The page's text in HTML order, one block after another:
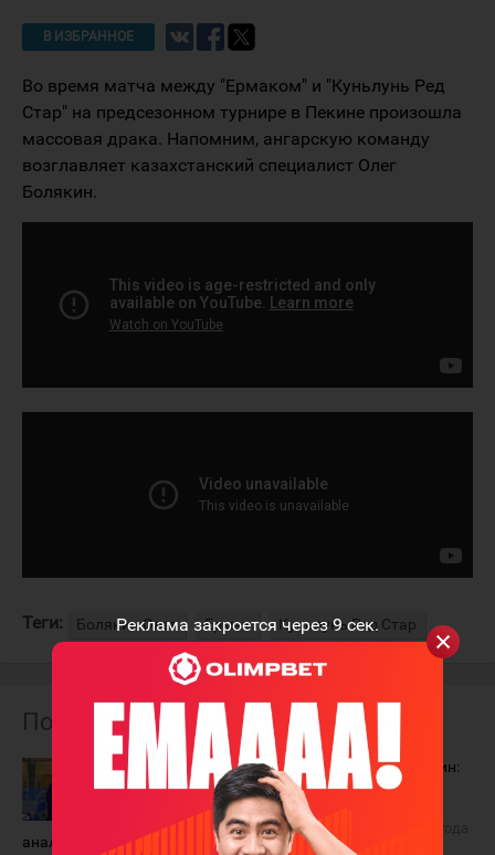
Реклама закроется через9сек.
В ИЗБРАННОЕ
Во время матча между "Ермаком" и "Куньлунь Ред
Стар" на предсезонном турнире в Пекине произошла
массовая драка. Напомним, ангарскую команду
возглавляет казахстанский специалист Олег
Болякин.
Теги: Болякин Олег Ермак Куньлунь Ред Стар
Похожие материалы
Олег Болякин:
"Сделаем
проведём
анализ"
Олег Болякин:
"Мы ещё